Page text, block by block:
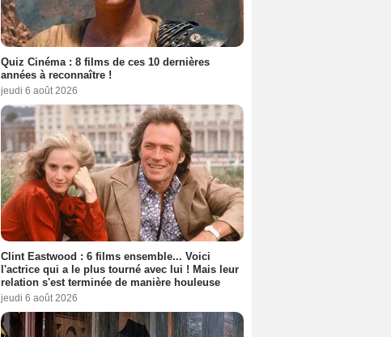
Quiz Cinéma : 8 films de ces 10 dernières
années à reconnaître !
jeudi 6 août 2026
Clint Eastwood : 6 films ensemble... Voici
l'actrice qui a le plus tourné avec lui ! Mais leur
relation s'est terminée de manière houleuse
jeudi 6 août 2026